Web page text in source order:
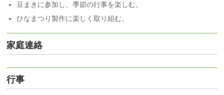
豆まきに参加し、季節の行事を楽しむ。
ひなまつり製作に楽しく取り組む。
家庭連絡
行事